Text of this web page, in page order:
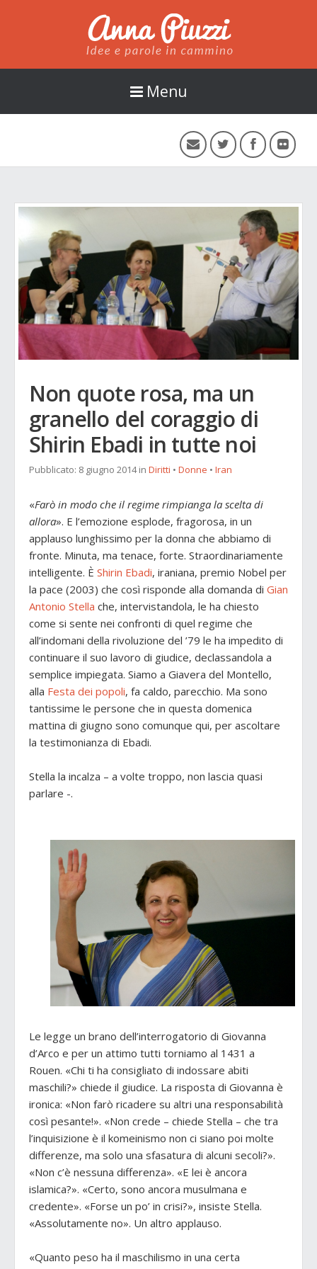
Anna Piuzzi
Menu
Non quote rosa, ma un
granello del coraggio di
Shirin Ebadi in tutte noi
Pubblicato: 8 giugno 2014in Diritti • Donne • Iran
«Farò in modo che il regime rimpianga la scelta di
allora». E l’emozione esplode, fragorosa, in un
applauso lunghissimo per la donna che abbiamo di
fronte. Minuta, ma tenace, forte. Straordinariamente
intelligente. È Shirin Ebadi, iraniana, premio Nobel per
la pace (2003) che così risponde alla domanda di Gian
Antonio Stella che, intervistandola, le ha chiesto
come si sente nei confronti di quel regime che
all’indomani della rivoluzione del ’79 le ha impedito di
continuare il suo lavoro di giudice, declassandola a
semplice impiegata. Siamo a Giavera del Montello,
alla Festa dei popoli, fa caldo, parecchio. Ma sono
tantissime le persone che in questa domenica
mattina di giugno sono comunque qui, per ascoltare
la testimonianza di Ebadi.
Stella la incalza – a volte troppo, non lascia quasi
parlare -.
Le legge un brano dell’interrogatorio di Giovanna
d’Arco e per un attimo tutti torniamo al 1431 a
Rouen. «Chi ti ha consigliato di indossare abiti
maschili?» chiede il giudice. La risposta di Giovanna è
ironica: «Non farò ricadere su altri una responsabilità
così pesante!». «Non crede – chiede Stella – che tra
l’inquisizione è il komeinismo non ci siano poi molte
differenze, ma solo una sfasatura di alcuni secoli?».
«Non c’è nessuna differenza». «E lei è ancora
islamica?». «Certo, sono ancora musulmana e
credente». «Forse un po’ in crisi?», insiste Stella.
«Assolutamente no». Un altro applauso.
«Quanto peso ha il maschilismo in una certa